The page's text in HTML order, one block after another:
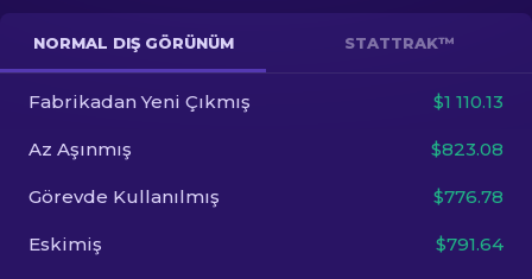
Kasalar
Diğer
NORMAL DIŞ GÖRÜNÜM STATTRAK™
Fabrikadan Yeni Çıkmış $1 110.13
Az Aşınmış $823.08
Görevde Kullanılmış $776.78
Eskimiş $791.64